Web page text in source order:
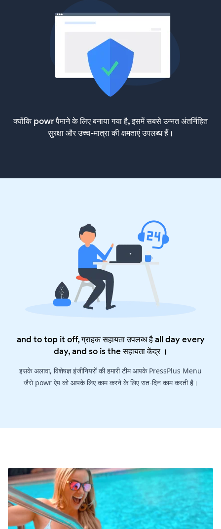
क्योंकि powr पैमाने के लिए बनाया गया है, इसमें सबसे उन्नत अंतर्निहित
सुरक्षा और उच्च-मात्रा की क्षमताएं उपलब्ध हैं।
and to top it off, ग्राहक सहायता उपलब्ध है all day every
day, and so is theसहायता केंद्र।
इसके अलावा, विशेषज्ञ इंजीनियरों की हमारी टीम आपके PressPlus Menu
जैसे powr ऐप को आपके लिए काम करने के लिए रात-दिन काम करती है।